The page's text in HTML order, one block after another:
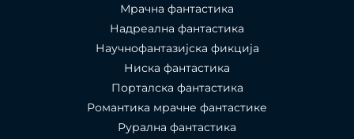
Мрачна фантастика
Надреална фантастика
Научнофантазијска фикција
Ниска фантастика
Порталска фантастика​
Романтика мрачне фантастике
Рурална фантастика